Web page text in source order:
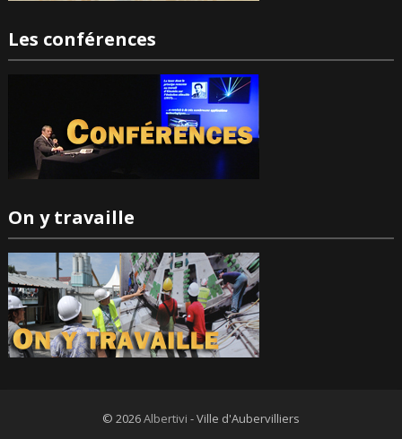
Les conférences
On y travaille
© 2026Albertivi - Ville d'Aubervilliers